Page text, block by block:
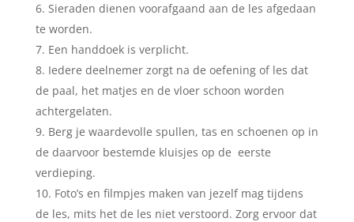
Sieraden dienen voorafgaand aan de les afgedaan
te worden.
Een handdoek is verplicht.
Iedere deelnemer zorgt na de oefening of les dat
de paal, het matjes en de vloer schoon worden
achtergelaten.
Berg je waardevolle spullen, tas en schoenen op in
de daarvoor bestemde kluisjes op de eerste
verdieping.
Foto’s en filmpjes maken van jezelf mag tijdens
de les, mits het de les niet verstoord. Zorg ervoor dat